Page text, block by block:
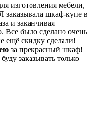
изготовления мебели,
заказывала шкаф-купе в
и заканчивая
Все было сделано очень
ещё скидку сделали!
за прекрасный шкаф!
заказывать только